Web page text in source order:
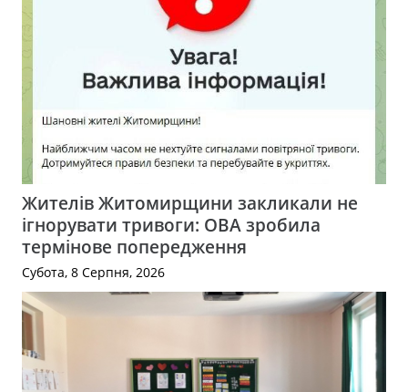
Жителів Житомирщини закликали не
ігнорувати тривоги: ОВА зробила
термінове попередження
Субота, 8 Серпня, 2026